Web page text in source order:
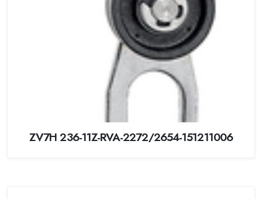
ZV7H 236-11Z-RVA-2272/2654-151211006